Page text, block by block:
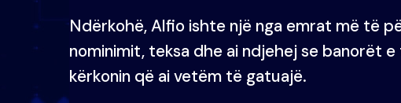
Ndërkohë, Alfio ishte një nga emrat më të
nominimit, teksa dhe ai ndjehej se banorët
kërkonin që ai vetëm të gatuajë.